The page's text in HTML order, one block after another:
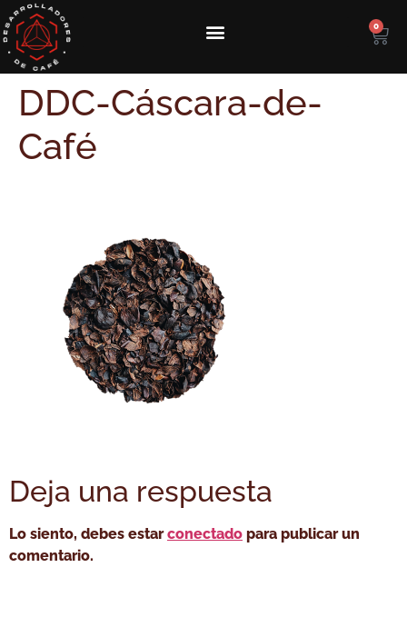
0
DDC-Cáscara-de-
Café
Deja una respuesta
Lo siento, debes estarconectado para publicar un
comentario.